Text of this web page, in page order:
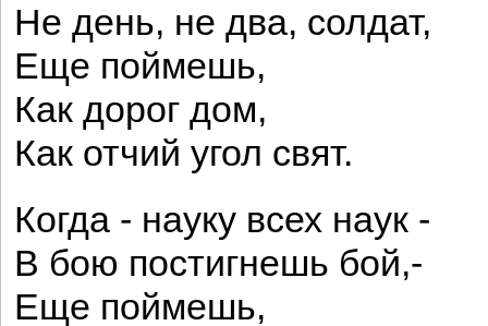
Не день, не два, солдат,
Еще поймешь,
Как дорог дом,
Как отчий угол свят.
Когда - науку всех наук -
В бою постигнешь бой,-
Еще поймешь,